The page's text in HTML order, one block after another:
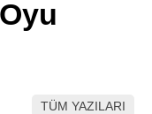
Pinterest
TÜM YAZILARI